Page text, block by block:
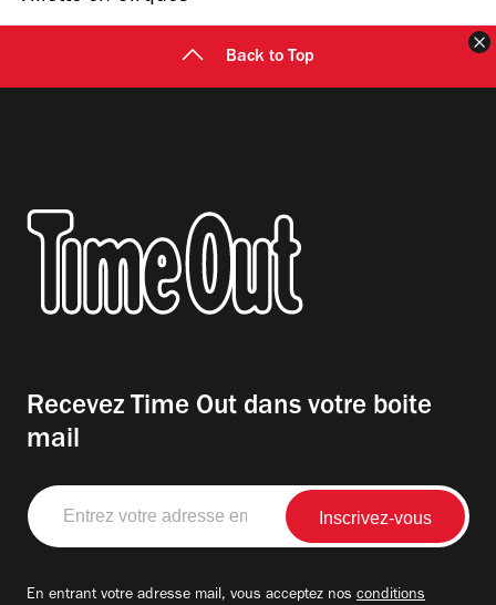
Back to Top
Recevez Time Out dans votre boite
mail
Entrez
votre
adresse
En entrant votre adresse mail, vous acceptez nos conditions